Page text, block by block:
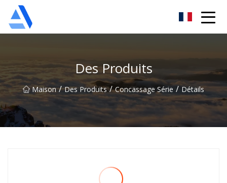
Des Produits
Maison / Des Produits / Concassage Série / Détails